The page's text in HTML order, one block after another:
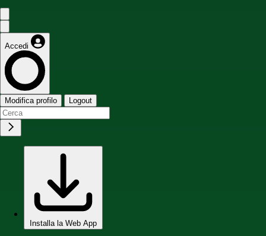
Accedi
Modifica profilo Logout
Installa la Web App